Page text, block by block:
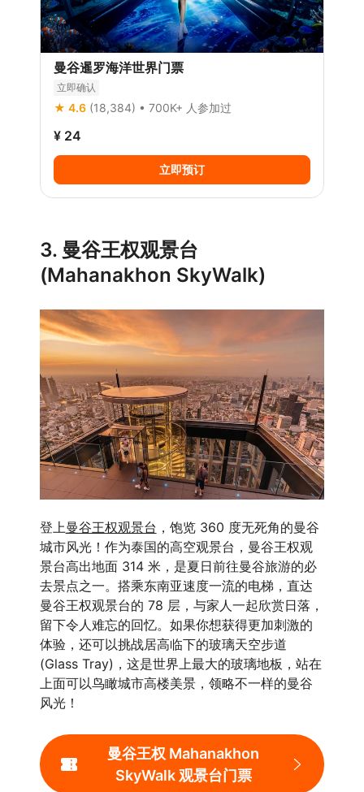
曼谷暹罗海洋世界门票
立即确认
★ 4.6 (18,384) • 700K+ 人参加过
¥ 24
立即预订
3. 曼谷王权观景台
(Mahanakhon SkyWalk)
登上曼谷王权观景台 ，饱览 360 度无死角的曼谷
城市风光！作为泰国的高空观景台，曼谷王权观
景台高出地面 314 米，是夏日前往曼谷旅游的必
去景点之一。搭乘东南亚速度一流的电梯，直达
曼谷王权观景台的 78 层，与家人一起欣赏日落，
留下令人难忘的回忆。如果你想获得更加刺激的
体验，还可以挑战居高临下的玻璃天空步道
(Glass Tray)，这是世界上最大的玻璃地板，站在
上面可以鸟瞰城市高楼美景，领略不一样的曼谷
风光！
曼谷王权 Mahanakhon
SkyWalk 观景台门票